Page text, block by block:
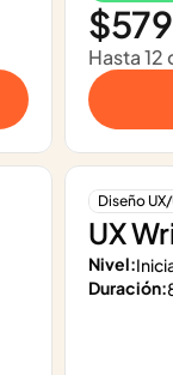
Hasta 12
Diseño
UX
Nivel:
Duración: